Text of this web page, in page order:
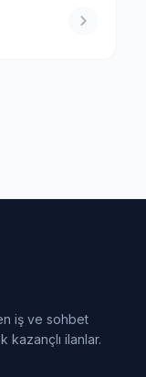
iş ve sohbet
kazançlı ilanlar.